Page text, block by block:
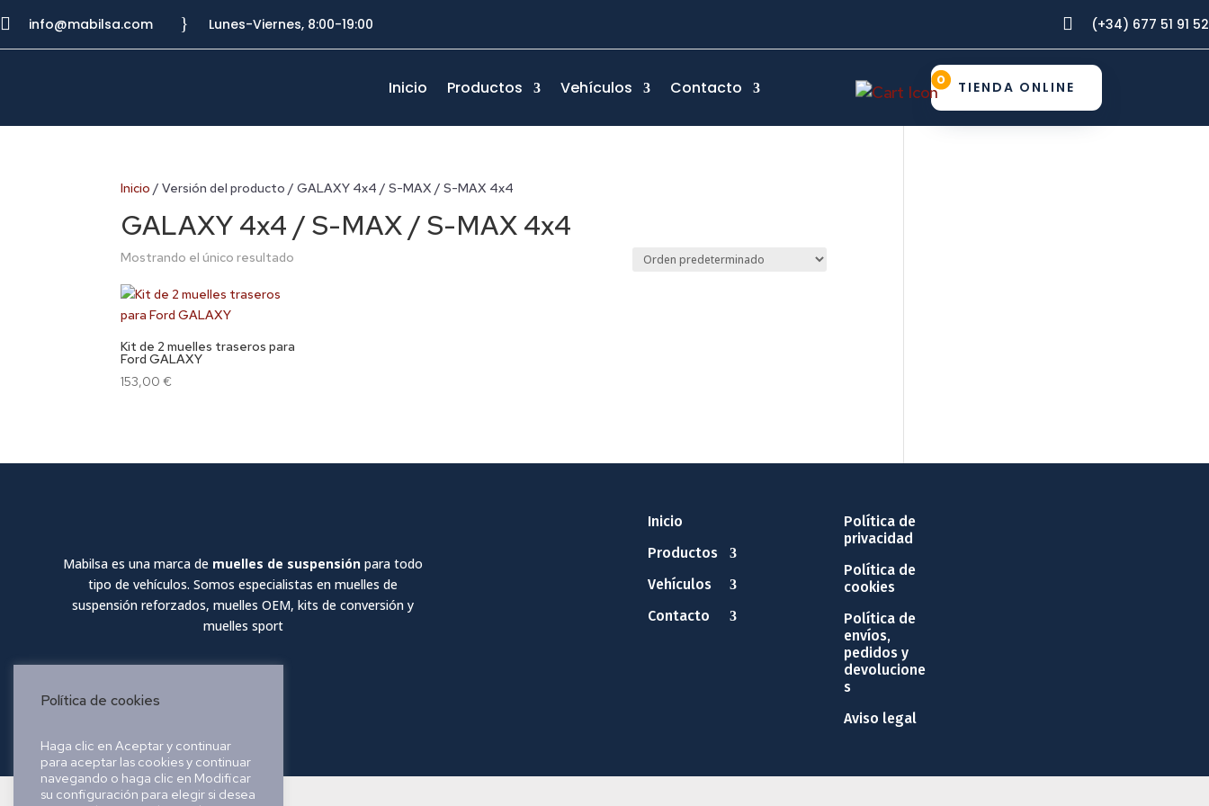
 info@mabilsa.com } Lunes-Viernes, 8:00-19:00  (+34) 677 51 91 52
Inicio Productos Vehículos Contacto TIENDA ONLINE
0
Inicio / Versión del producto / GALAXY 4x4 / S-MAX / S-MAX 4x4
GALAXY 4x4 / S-MAX / S-MAX 4x4
Mostrando el único resultado
Kit de 2 muelles traseros para
Ford GALAXY
153,00€
Mabilsa es una marca de muelles de suspensión para todo
tipo de vehículos. Somos especialistas en muelles de
suspensión reforzados, muelles OEM, kits de conversión y
muelles sport
Inicio
Productos
Vehículos
Contacto
Política de
privacidad
Política de
cookies
Política de
envíos,
pedidos y
devolucione
s
Aviso legal
Política de cookies
Haga clic en Aceptar y continuar
para aceptar las cookies y continuar
navegando o haga clic en Modificar
su configuración para elegir si desea